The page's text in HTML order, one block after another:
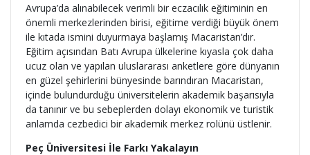
Avrupa’da alınabilecek verimli bir eczacılık eğitiminin en
önemli merkezlerinden birisi, eğitime verdiği büyük önem
ile kıtada ismini duyurmaya başlamış Macaristan’dır.
Eğitim açısından Batı Avrupa ülkelerine kıyasla çok daha
ucuz olan ve yapılan uluslararası anketlere göre dünyanın
en güzel şehirlerini bünyesinde barındıran Macaristan,
içinde bulundurduğu üniversitelerin akademik başarısıyla
da tanınır ve bu sebeplerden dolayı ekonomik ve turistik
anlamda cezbedici bir akademik merkez rolünü üstlenir.
Peç Üniversitesi İle Farkı Yakalayın